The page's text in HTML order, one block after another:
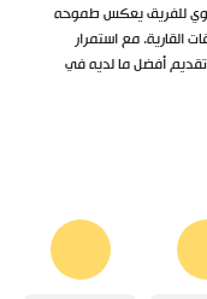
للفريق يعكس طموحه
القارية. مع استمرار
أفضل ما لديه في